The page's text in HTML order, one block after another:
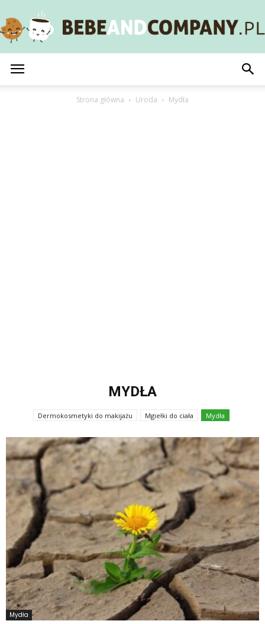
Strona główna Uroda Mydła
MYDŁA
Dermokosmetyki do makijażu Mgiełki do ciała Mydła
Mydła